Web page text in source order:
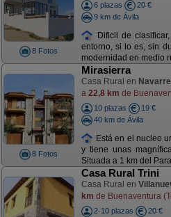
8 Fotos
6 plazas
20 €
9 km de Ávila
Dificil de
entorno, si lo es, sin
modernidad en medio
8 Fotos
Mirasierra
Casa Rural en
a 22,8 km de
10 plazas
19 €
40 km de Ávila
Está en el nucleo
y tiene unas
Situada a 1 km del
Casa Rural Trini
Casa Rural en
km de Buenaventura
2-10 plazas
20 €